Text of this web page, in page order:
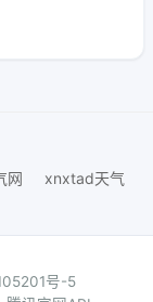
网
xnxtad天气
号-5